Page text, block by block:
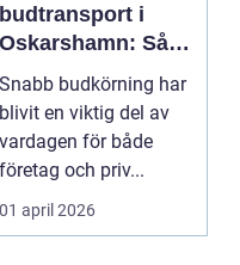
budtransport i
Oskarshamn: Så
väljer företag och
privatpersoner rätt
lösning
Snabb budkörning har
blivit en viktig del av
vardagen för både
företag och priv...
01 april 2026